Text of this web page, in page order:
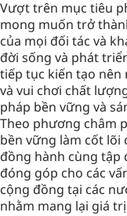
Vượt trên mục tiêu
mong muốn trở
của mọi đối tác và
đời sống và phát
tiếp tục kiến tạo nên
và vui chơi chất
pháp bền vững và
Theo phương châm
bền vững làm cốt lõi
đồng hành cùng
đóng góp cho các
cộng đồng tại các
nhằm mang lại giá